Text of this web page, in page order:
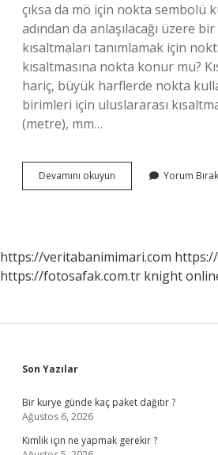
çıksa da mö için nokta sembolü
adından da anlaşılacağı üzere bir
kısaltmaları tanımlamak için
kısaltmasına nokta konur mu?
hariç, büyük harflerde nokta
birimleri için uluslararası
(metre), mm…
Devamını okuyun
Den
Yorum Bırak
https://veritabanimimari.com
https://fotosafak.com.tr knight
Sidebar
Son Yazılar
Bir kurye günde kaç paket dağıtır ?
Ağustos 6, 2026
Kimlik için ne yapmak gerekir ?